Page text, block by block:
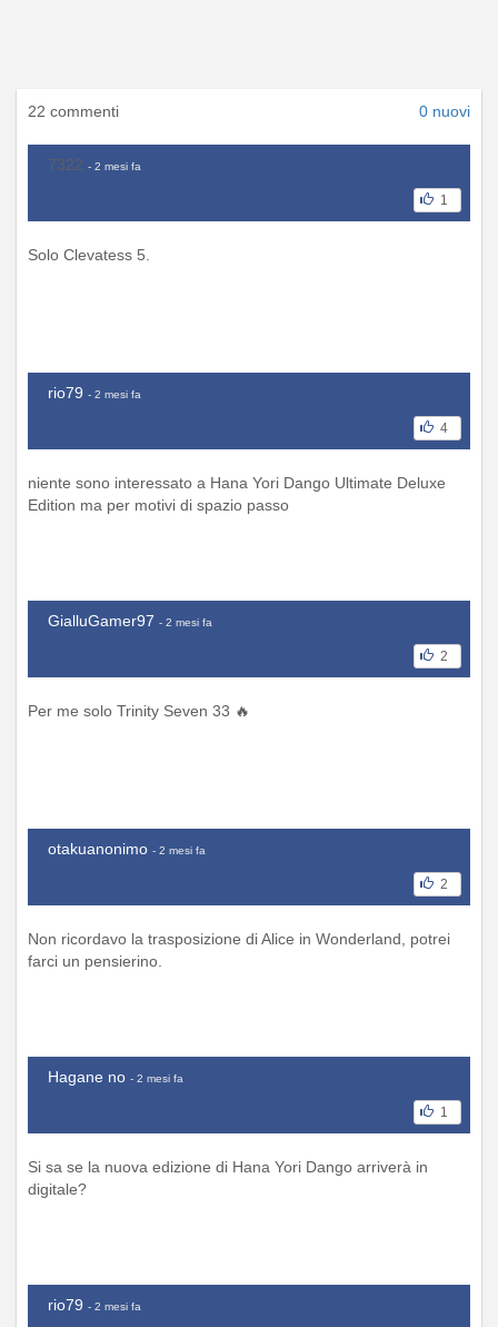
22 commenti 0 nuovi
7322 - 2 mesi fa
1
Solo Clevatess 5.
rio79 - 2 mesi fa
4
niente sono interessato a Hana Yori Dango Ultimate Deluxe
Edition ma per motivi di spazio passo
GialluGamer97 - 2 mesi fa
2
Per me solo Trinity Seven 33 🔥
otakuanonimo - 2 mesi fa
2
Non ricordavo la trasposizione di Alice in Wonderland, potrei
farci un pensierino.
Hagane no - 2 mesi fa
1
Si sa se la nuova edizione di Hana Yori Dango arriverà in
digitale?
rio79 - 2 mesi fa